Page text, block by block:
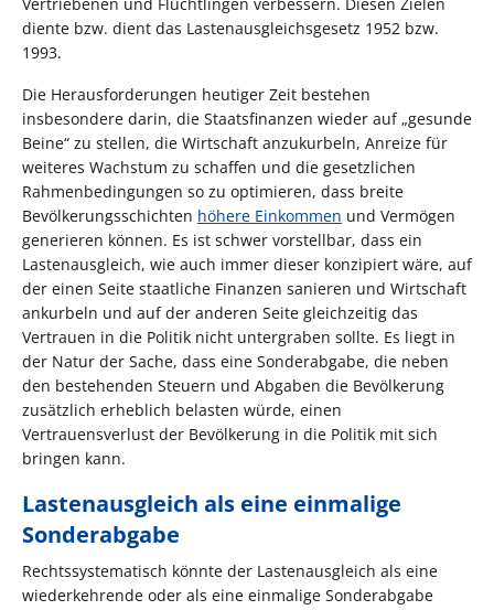
diente bzw. dient das Lastenausgleichsgesetz 1952 bzw.
1993.
Die Herausforderungen heutiger Zeit bestehen
insbesondere darin, die Staatsfinanzen wieder auf „gesunde
Beine“ zu stellen, die Wirtschaft anzukurbeln, Anreize für
weiteres Wachstum zu schaffen und die gesetzlichen
Rahmenbedingungen so zu optimieren, dass breite
Bevölkerungsschichten höhere Einkommen und Vermögen
generieren können. Es ist schwer vorstellbar, dass ein
Lastenausgleich, wie auch immer dieser konzipiert wäre, auf
der einen Seite staatliche Finanzen sanieren und Wirtschaft
ankurbeln und auf der anderen Seite gleichzeitig das
Vertrauen in die Politik nicht untergraben sollte. Es liegt in
der Natur der Sache, dass eine Sonderabgabe, die neben
den bestehenden Steuern und Abgaben die Bevölkerung
zusätzlich erheblich belasten würde, einen
Vertrauensverlust der Bevölkerung in die Politik mit sich
bringen kann.
Lastenausgleich als eine einmalige
Sonderabgabe
Rechtssystematisch könnte der Lastenausgleich als eine
wiederkehrende oder als eine einmalige Sonderabgabe